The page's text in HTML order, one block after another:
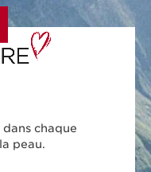
chaque
peau.